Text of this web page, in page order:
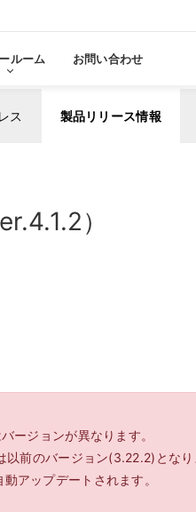
理
地方自治体で使う
ポート
ッピングモー
ルーム お問い合わせ
ス 製品リリース情報
）
ージョンが異なります。
前のバージョン(3.22.2)となり
アップデートされます。